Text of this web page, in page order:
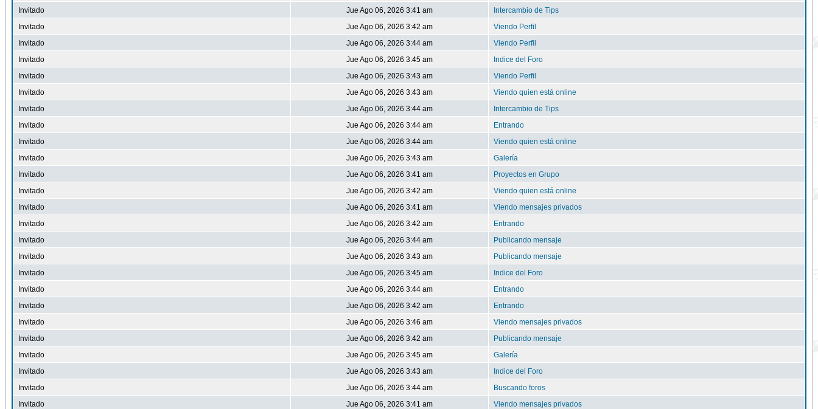
Invitado
Jue Ago 06, 2026 3:41 am
Intercambio de Tips
Invitado
Jue Ago 06, 2026 3:42 am
Viendo Perfil
Invitado
Jue Ago 06, 2026 3:44 am
Viendo Perfil
Invitado
Jue Ago 06, 2026 3:45 am
Indice del Foro
Invitado
Jue Ago 06, 2026 3:43 am
Viendo Perfil
Invitado
Jue Ago 06, 2026 3:43 am
Viendo quien está online
Invitado
Jue Ago 06, 2026 3:44 am
Intercambio de Tips
Invitado
Jue Ago 06, 2026 3:44 am
Entrando
Invitado
Jue Ago 06, 2026 3:44 am
Viendo quien está online
Invitado
Jue Ago 06, 2026 3:43 am
Galería
Invitado
Jue Ago 06, 2026 3:41 am
Proyectos en Grupo
Invitado
Jue Ago 06, 2026 3:42 am
Viendo quien está online
Invitado
Jue Ago 06, 2026 3:41 am
Viendo mensajes privados
Invitado
Jue Ago 06, 2026 3:42 am
Entrando
Invitado
Jue Ago 06, 2026 3:44 am
Publicando mensaje
Invitado
Jue Ago 06, 2026 3:43 am
Publicando mensaje
Invitado
Jue Ago 06, 2026 3:45 am
Indice del Foro
Invitado
Jue Ago 06, 2026 3:44 am
Entrando
Invitado
Jue Ago 06, 2026 3:42 am
Entrando
Invitado
Jue Ago 06, 2026 3:46 am
Viendo mensajes privados
Invitado
Jue Ago 06, 2026 3:42 am
Publicando mensaje
Invitado
Jue Ago 06, 2026 3:45 am
Galería
Invitado
Jue Ago 06, 2026 3:43 am
Indice del Foro
Invitado
Jue Ago 06, 2026 3:44 am
Buscando foros
Invitado
Jue Ago 06, 2026 3:41 am
Viendo mensajes privados